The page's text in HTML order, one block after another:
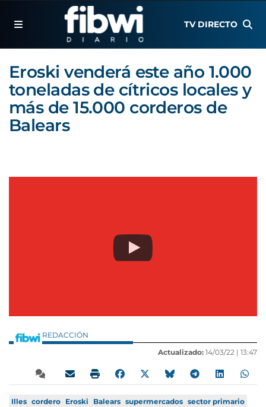
TV DIRECTO
Eroski venderá este año 1.000
toneladas de cítricos locales y
más de 15.000 corderos de
Balears
REDACCIÓN
Actualizado: 14/03/22 | 13:47
Illes cordero Eroski Balears supermercados sector primario